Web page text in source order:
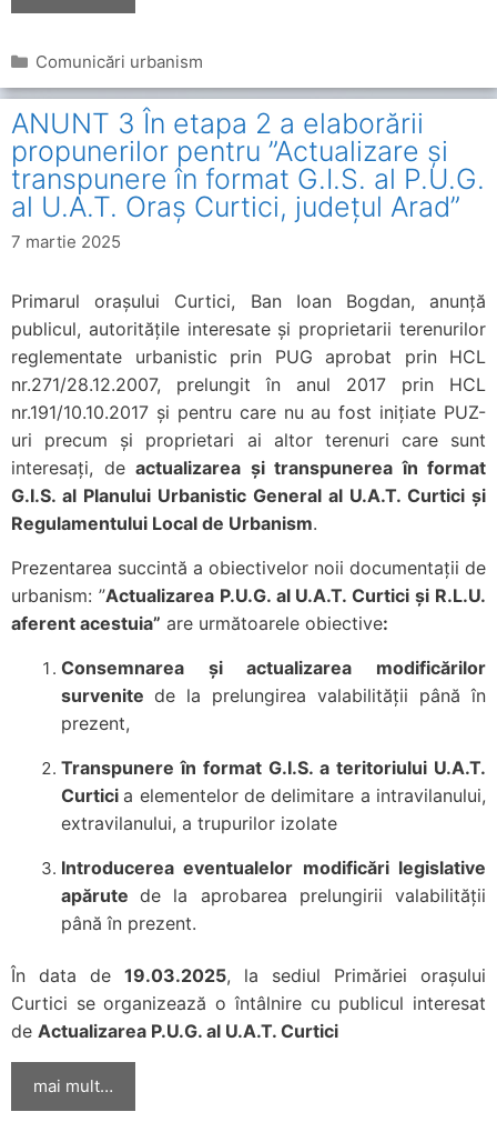
Categorii
Comunicări urbanism
ANUNT 3 În etapa 2 a elaborării
propunerilor pentru ”Actualizare și
transpunere în format G.I.S. al P.U.G.
al U.A.T. Oraș Curtici, județul Arad”
7 martie 2025
Primarul orașului Curtici, Ban Ioan Bogdan, anunță
publicul, autoritățile interesate și proprietarii terenurilor
reglementate urbanistic prin PUG aprobat prin HCL
nr.271/28.12.2007, prelungit în anul 2017 prin HCL
nr.191/10.10.2017 și pentru care nu au fost inițiate PUZ-
uri precum și proprietari ai altor terenuri care sunt
interesați, de actualizarea și transpunerea în format
G.I.S. al Planului Urbanistic General al U.A.T. Curtici și
Regulamentului Local de Urbanism.
Prezentarea succintă a obiectivelor noii documentații de
urbanism: ”Actualizarea P.U.G. al U.A.T. Curtici și R.L.U.
aferent acestuia” are următoarele obiective:
Consemnarea și actualizarea modificărilor
survenite de la prelungirea valabilității până în
prezent,
Transpunere în format G.I.S. a teritoriului U.A.T.
Curticia elementelor de delimitare a intravilanului,
extravilanului, a trupurilor izolate
Introducerea eventualelor modificări legislative
apărutede la aprobarea prelungirii valabilității
până în prezent.
În data de 19.03.2025, la sediul Primăriei orașului
Curtici se organizează o întâlnire cu publicul interesat
de Actualizarea P.U.G. al U.A.T. Curtici
mai mult…